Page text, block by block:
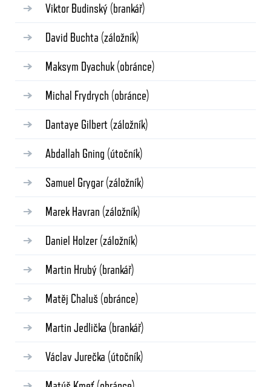
Viktor Budinský (brankář)
David Buchta (záložník)
Maksym Dyachuk (obránce)
Michal Frydrych (obránce)
Dantaye Gilbert (záložník)
Abdallah Gning (útočník)
Samuel Grygar (záložník)
Marek Havran (záložník)
Daniel Holzer (záložník)
Martin Hrubý (brankář)
Matěj Chaluš (obránce)
Martin Jedlička (brankář)
Václav Jurečka (útočník)